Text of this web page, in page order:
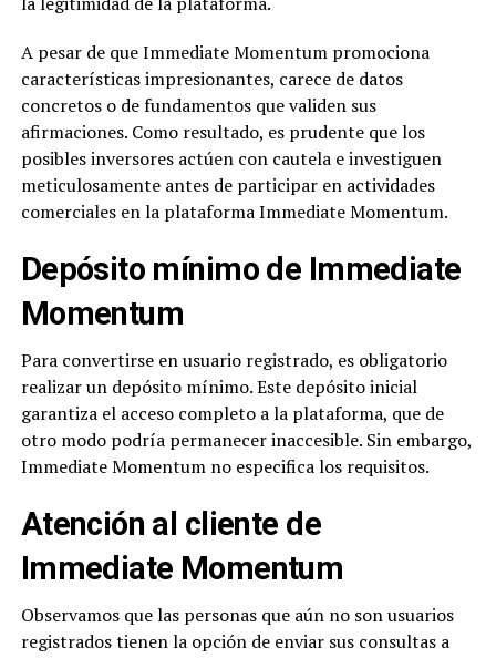
A pesar de que Immediate Momentum promociona
características impresionantes, carece de datos
concretos o de fundamentos que validen sus
afirmaciones. Como resultado, es prudente que los
posibles inversores actúen con cautela e investiguen
meticulosamente antes de participar en actividades
comerciales en la plataforma Immediate Momentum.
Depósito mínimo de Immediate
Momentum
Para convertirse en usuario registrado, es obligatorio
realizar un depósito mínimo. Este depósito inicial
garantiza el acceso completo a la plataforma, que de
otro modo podría permanecer inaccesible. Sin embargo,
Immediate Momentum no especifica los requisitos.
Atención al cliente de
Immediate Momentum
Observamos que las personas que aún no son usuarios
registrados tienen la opción de enviar sus consultas a